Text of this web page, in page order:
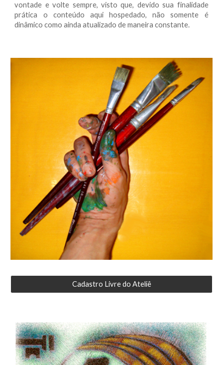
vontade e volte sempre, visto que, devido sua finalidade
prática o conteúdo aqui hospedado, não somente é
dinâmico como ainda atualizado de maneira constante.
Cadastro Livre do Ateliê